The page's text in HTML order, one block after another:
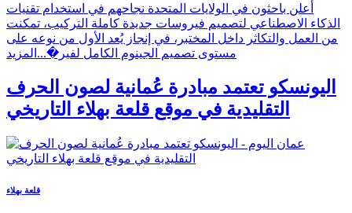
أعلن باحثون في الولايات المتحدة نجاحهم في استخدام تقنيات
الذكاء الاصطناعي لتصميم فيروسات جديدة كاملة التركيب، تمكنت
من العمل والتكاثر داخل المختبر، في إنجاز يُعد الأول من نوعه على
مستوى تصميم الجينوم الكامل لفير�... المزيد
اليونسكو تعتمد مبادرة عُمانية لصون الحرف
التقليدية في موقع قلعة بهلاء التاريخي
قلعة بهلاء